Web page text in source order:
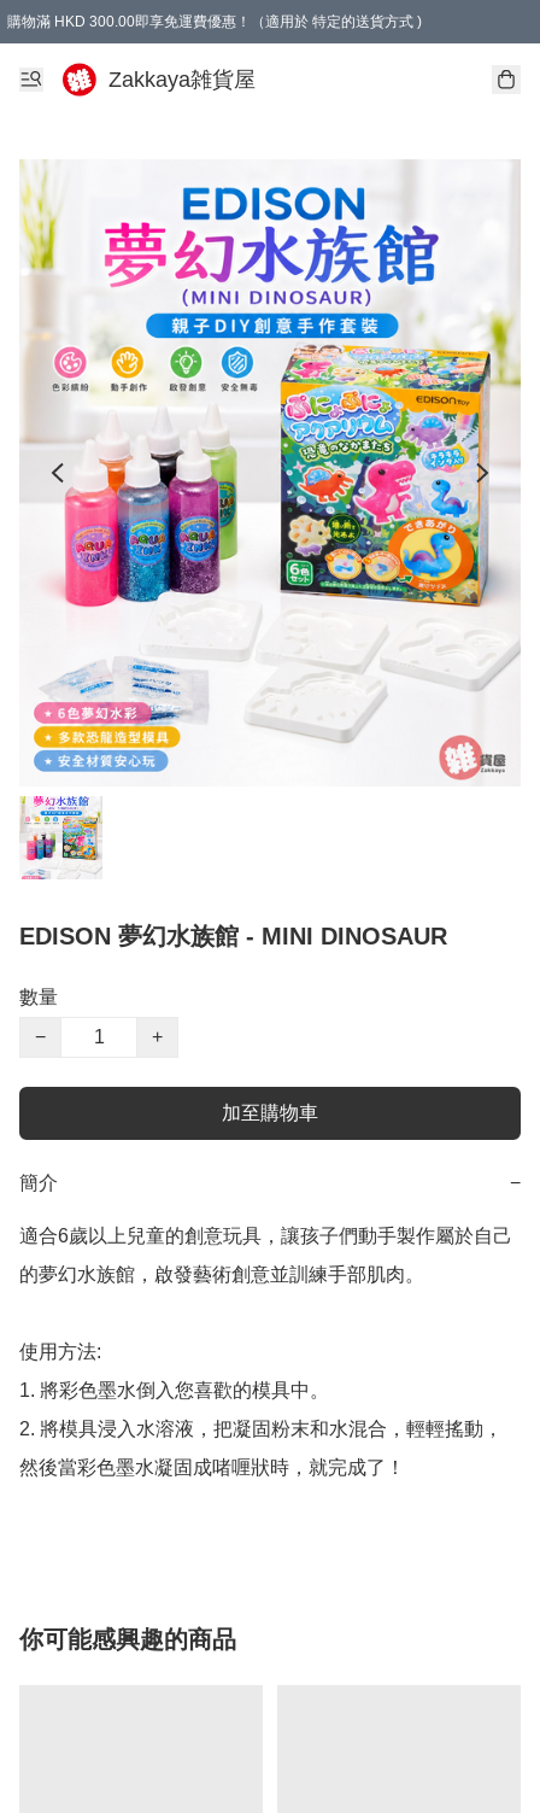
購物滿 HKD 300.00即享免運費優惠！（適用於 特定的送貨方式 )
Zakkaya雑貨屋
EDISON 夢幻水族館 - MINI DINOSAUR
數量
−
+
加至購物車
簡介 −
適合6歲以上兒童的創意玩具，讓孩子們動手製作屬於自己
的夢幻水族館，啟發藝術創意並訓練手部肌肉。
使用方法:
1. 將彩色墨水倒入您喜歡的模具中。
2. 將模具浸入水溶液，把凝固粉末和水混合，輕輕搖動，
然後當彩色墨水凝固成啫喱狀時，就完成了！
你可能感興趣的商品